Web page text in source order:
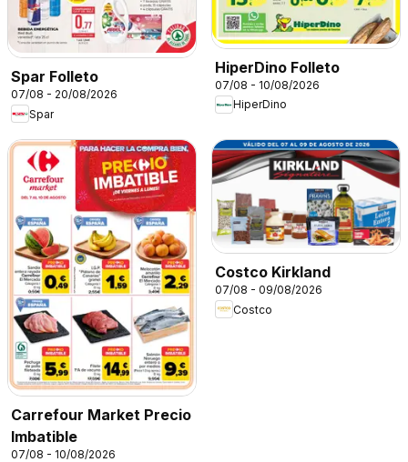
Spar Folleto
07/08 - 20/08/2026
Spar
HiperDino Folleto
07/08 - 10/08/2026
HiperDino
Carrefour Market Precio
Imbatible
07/08 - 10/08/2026
Costco Kirkland
07/08 - 09/08/2026
Costco